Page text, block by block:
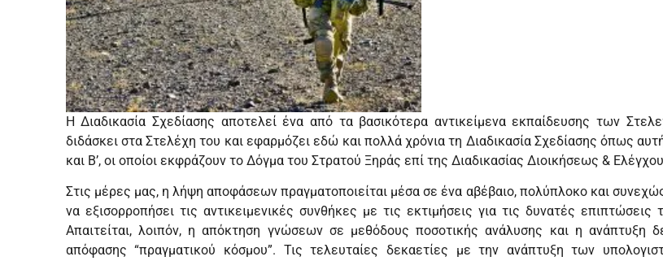
Η Διαδικασία Σχεδίασης αποτελεί ένα από τα βασικότερα αντικείμενα εκπαίδευσης των
διδάσκει στα Στελέχη του και εφαρμόζει εδώ και πολλά χρόνια τη Διαδικασία Σχεδίασης όπως
και Β’, οι οποίοι εκφράζουν το Δόγμα του Στρατού Ξηράς επί της Διαδικασίας Διοικήσεως &
Στις μέρες μας, η λήψη αποφάσεων πραγματοποιείται μέσα σε ένα αβέβαιο, πολύπλοκο και
να εξισορροπήσει τις αντικειμενικές συνθήκες με τις εκτιμήσεις για τις δυνατές
Απαιτείται, λοιπόν, η απόκτηση γνώσεων σε μεθόδους ποσοτικής ανάλυσης και η ανάπτυξη
απόφασης “πραγματικού κόσμου”. Τις τελευταίες δεκαετίες με την ανάπτυξη των